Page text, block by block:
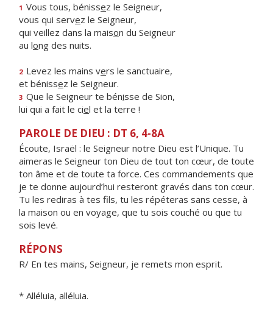
1 Vous tous, bénissez le Seigneur,
vous qui servez le Seigneur,
qui veillez dans la maison du Seigneur
au long des nuits.
2 Levez les mains vers le sanctuaire,
et bénissez le Seigneur.
3 Que le Seigneur te bénisse de Sion,
lui qui a fait le ciel et la terre !
PAROLE DE DIEU : DT 6, 4-8A
Écoute, Israël : le Seigneur notre Dieu est l’Unique. Tu
aimeras le Seigneur ton Dieu de tout ton cœur, de toute
ton âme et de toute ta force. Ces commandements que
je te donne aujourd’hui resteront gravés dans ton cœur.
Tu les rediras à tes fils, tu les répéteras sans cesse, à
la maison ou en voyage, que tu sois couché ou que tu
sois levé.
RÉPONS
R/ En tes mains, Seigneur, je remets mon esprit.
* Alléluia, alléluia.